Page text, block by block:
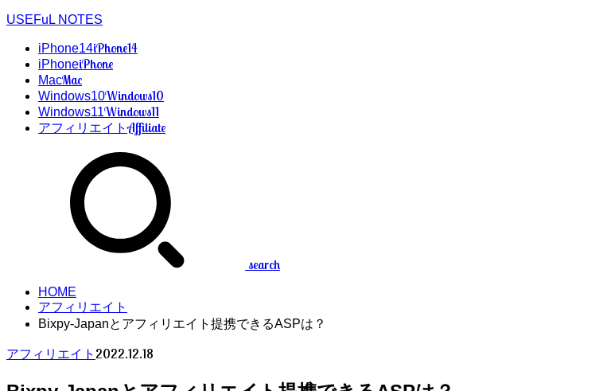
USEFuL NOTES
iPhone14iPhone14
iPhoneiPhone
MacMac
Windows10Windows10
Windows11Windows11
アフィリエイトAffiliate
search
HOME
アフィリエイト
Bixpy-Japanとアフィリエイト提携できるASPは？
アフィリエイト 2022.12.18